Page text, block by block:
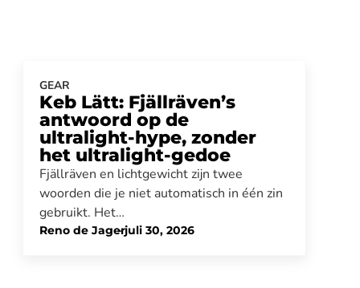
GEAR
Keb Lätt: Fjällräven’s
antwoord op de
ultralight-hype, zonder
het ultralight-gedoe
Fjällräven en lichtgewicht zijn twee
woorden die je niet automatisch in één zin
gebruikt. Het…
Reno de Jager
- juli 30, 2026